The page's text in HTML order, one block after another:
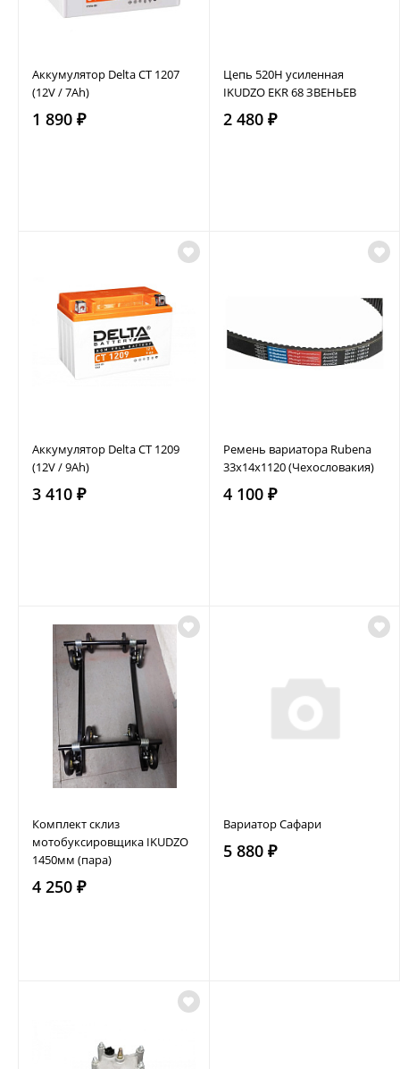
Аккумулятор Delta CT 1207
(12V / 7Ah)
1 890 ₽
Цепь 520H усиленная
IKUDZO EKR 68 ЗВЕНЬЕВ
2 480 ₽
Аккумулятор Delta CT 1209
(12V / 9Ah)
3 410 ₽
Ремень вариатора Rubena
33х14х1120 (Чехословакия)
4 100 ₽
Комплект склиз
мотобуксировщика IKUDZO
1450мм (пара)
4 250 ₽
Вариатор Сафари
5 880 ₽